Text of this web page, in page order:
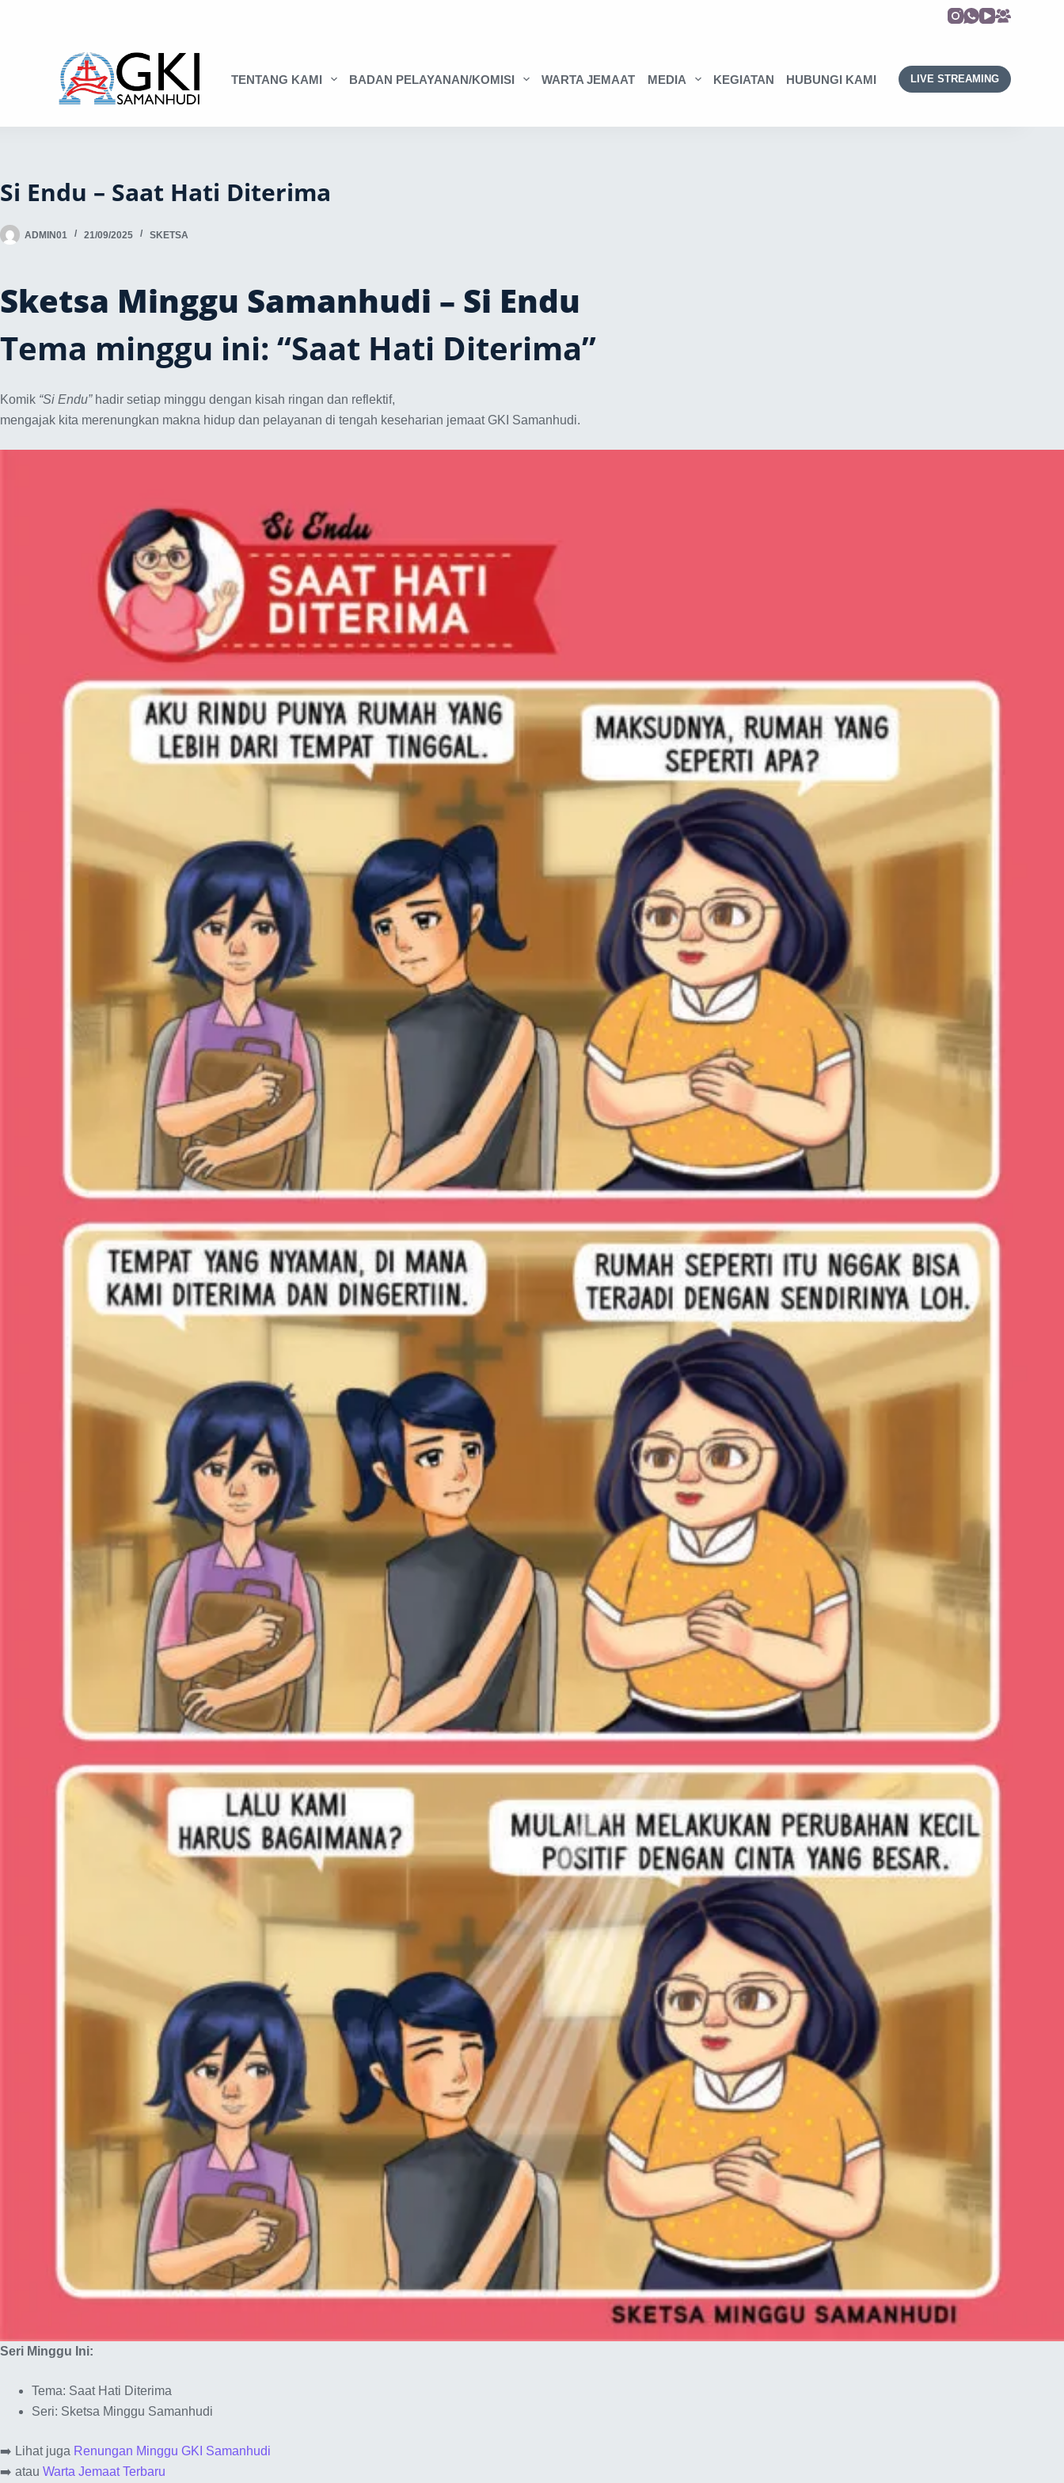
TENTANG KAMI BADAN PELAYANAN/KOMISI WARTA JEMAAT MEDIA KEGIATAN HUBUNGI KAMI LIVE STREAMING
Si Endu – Saat Hati Diterima
ADMIN01 21/09/2025 SKETSA
Sketsa Minggu Samanhudi – Si Endu
Tema minggu ini: “Saat Hati Diterima”
Komik “Si Endu”hadir setiap minggu dengan kisah ringan dan reflektif,
mengajak kita merenungkan makna hidup dan pelayanan di tengah keseharian jemaat GKI Samanhudi.
Seri Minggu Ini:
Tema: Saat Hati Diterima
Seri: Sketsa Minggu Samanhudi
➡️ Lihat juga Renungan Minggu GKI Samanhudi
➡️ atau Warta Jemaat Terbaru